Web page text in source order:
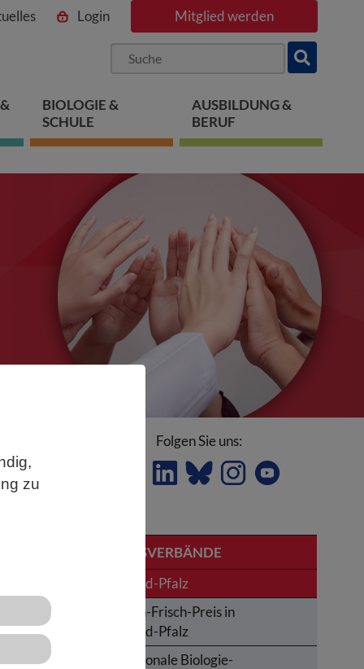
zu
Login Mitglied werden
BIOLOGIE &
SCHULE
AUSBILDUNG &
BERUF
Folgen Sie uns:
LANDESVERBÄNDE
Rheinland-Pfalz
Karl-von-Frisch-Preis in
Rheinland-Pfalz
Internationale Biologie-